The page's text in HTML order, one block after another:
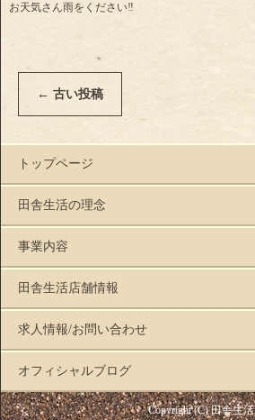
お天気さん雨をください‼
← 古い投稿
トップページ
田舎生活の理念
事業内容
田舎生活店舗情報
求人情報/お問い合わせ
オフィシャルブログ
Copyright (C) 田舎生活